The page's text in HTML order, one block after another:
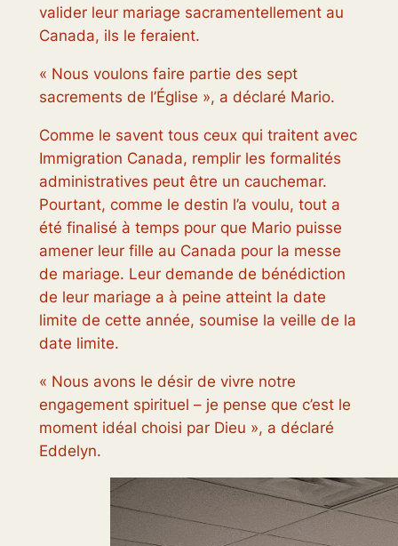
valider leur mariage sacramentellement au
Canada, ils le feraient.
« Nous voulons faire partie des sept
sacrements de l’Église », a déclaré Mario.
Comme le savent tous ceux qui traitent avec
Immigration Canada, remplir les formalités
administratives peut être un cauchemar.
Pourtant, comme le destin l’a voulu, tout a
été finalisé à temps pour que Mario puisse
amener leur fille au Canada pour la messe
de mariage. Leur demande de bénédiction
de leur mariage a à peine atteint la date
limite de cette année, soumise la veille de la
date limite.
« Nous avons le désir de vivre notre
engagement spirituel – je pense que c’est le
moment idéal choisi par Dieu », a déclaré
Eddelyn.